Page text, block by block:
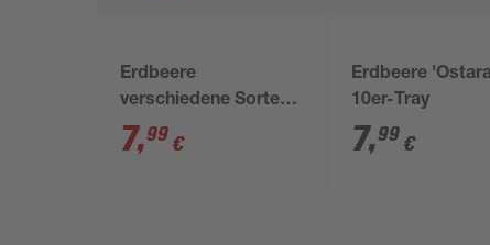
Erdbeere
verschiedene Sorten
10er-Tray
7,99 €
Erdbeere
10er-Tray
7,99 €